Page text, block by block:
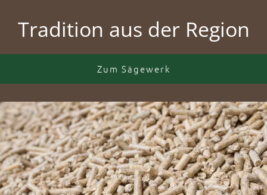
Tradition aus der Region
Zum Sägewerk